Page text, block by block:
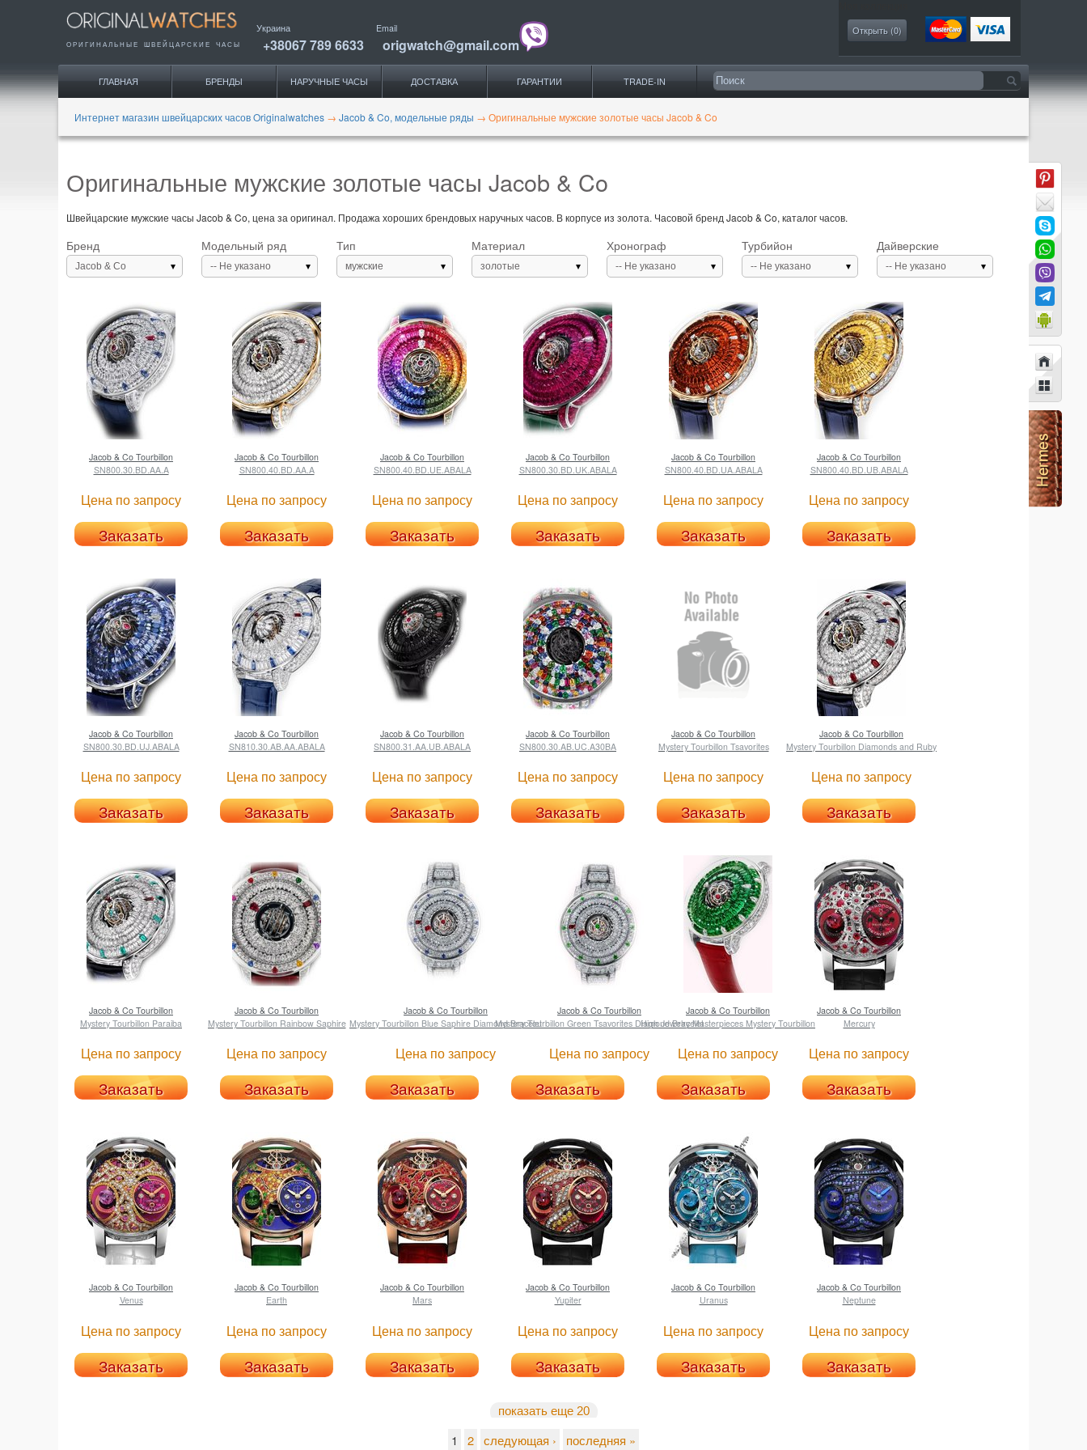
ОРИГИНАЛЬНЫЕ ШВЕЙЦАРСКИЕ ЧАСЫ
Украина
+38067 789 6633
Email
origwatch@gmail.com
Открыть (0)
ГЛАВНАЯ БРЕНДЫ НАРУЧНЫЕ ЧАСЫ ДОСТАВКА ГАРАНТИИ TRADE-IN
Интернет магазин швейцарских часов Originalwatches → Jacob & Co, модельные ряды → Оригинальные мужские золотые часы Jacob & Co
Оригинальные мужские золотые часы Jacob & Co
Швейцарские мужские часы Jacob & Co, цена за оригинал. Продажа хороших брендовых наручных часов. В корпусе из золота. Часовой бренд Jacob & Co, каталог часов.
Бренд
Jacob & Co
Модельный ряд
-- Не указано
Тип
мужские
Материал
золотые
Хронограф
-- Не указано
Турбийон
-- Не указано
Дайверские
-- Не указано
Jacob & Co Tourbillon
SN800.30.BD.AA.A
Цена по запросу
Заказать
Jacob & Co Tourbillon
SN800.40.BD.AA.A
Цена по запросу
Заказать
Jacob & Co Tourbillon
SN800.40.BD.UE.ABALA
Цена по запросу
Заказать
Jacob & Co Tourbillon
SN800.30.BD.UK.ABALA
Цена по запросу
Заказать
Jacob & Co Tourbillon
SN800.40.BD.UA.ABALA
Цена по запросу
Заказать
Jacob & Co Tourbillon
SN800.40.BD.UB.ABALA
Цена по запросу
Заказать
Jacob & Co Tourbillon
SN800.30.BD.UJ.ABALA
Цена по запросу
Заказать
Jacob & Co Tourbillon
SN810.30.AB.AA.ABALA
Цена по запросу
Заказать
Jacob & Co Tourbillon
SN800.31.AA.UB.ABALA
Цена по запросу
Заказать
Jacob & Co Tourbillon
SN800.30.AB.UC.A30BA
Цена по запросу
Заказать
Jacob & Co Tourbillon
Mystery Tourbillon Tsavorites
Цена по запросу
Заказать
Jacob & Co Tourbillon
Mystery Tourbillon Diamonds and Ruby
Цена по запросу
Заказать
Jacob & Co Tourbillon
Mystery Tourbillon Paraiba
Цена по запросу
Заказать
Jacob & Co Tourbillon
Mystery Tourbillon Rainbow Saphire
Цена по запросу
Заказать
Jacob & Co Tourbillon
Mystery Tourbillon Blue Saphire Diamond Bracelet
Цена по запросу
Заказать
Jacob & Co Tourbillon
Mystery Tourbillon Green Tsavorites Diamond Bracelet
Цена по запросу
Заказать
Jacob & Co Tourbillon
High Jewelry Masterpieces Mystery Tourbillon
Цена по запросу
Заказать
Jacob & Co Tourbillon
Mercury
Цена по запросу
Заказать
Jacob & Co Tourbillon
Venus
Цена по запросу
Заказать
Jacob & Co Tourbillon
Earth
Цена по запросу
Заказать
Jacob & Co Tourbillon
Mars
Цена по запросу
Заказать
Jacob & Co Tourbillon
Yupiter
Цена по запросу
Заказать
Jacob & Co Tourbillon
Uranus
Цена по запросу
Заказать
Jacob & Co Tourbillon
Neptune
Цена по запросу
Заказать
показать еще 20
1 2 следующая › последняя »